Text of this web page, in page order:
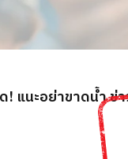
! แนะอย่าขาดน้ำ